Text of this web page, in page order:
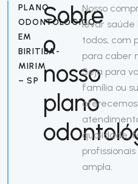
PLANO
ODONTOLÓGICO
EM
BIRITIBA-
MIRIM
– SP
Sobre
o
nosso
plano
Nosso
levar saúde
todos, com
para caber
Seja para
família ou
oferecemos
qualidade,
ampla.